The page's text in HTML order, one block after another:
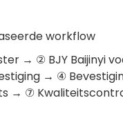
workflow
→ ② BJY Baijinyi
→ ④
→ ⑦